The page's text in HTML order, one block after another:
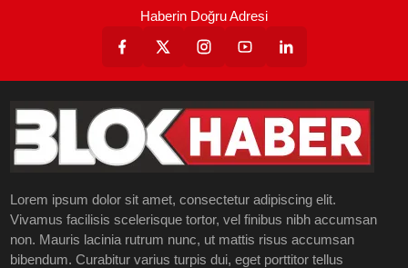
Haberin Doğru Adresi
Lorem ipsum dolor sit amet, consectetur adipiscing elit.
Vivamus facilisis scelerisque tortor, vel finibus nibh accumsan
non. Mauris lacinia rutrum nunc, ut mattis risus accumsan
bibendum. Curabitur varius turpis dui, eget porttitor tellus